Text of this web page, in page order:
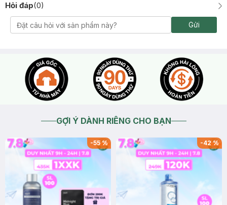
Hỏi đáp(0)
Gửi
GỢI Ý DÀNH RIÊNG CHO BẠN
-55% -42%